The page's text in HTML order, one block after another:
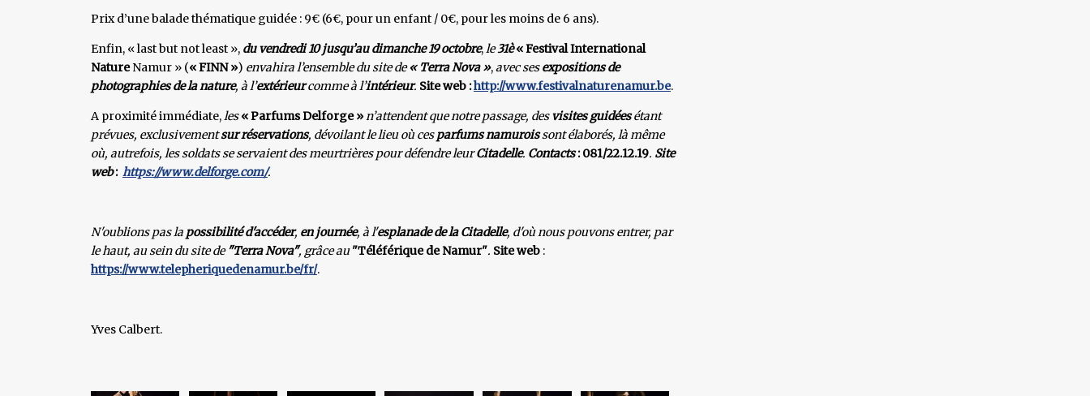
Prix d’une balade thématique guidée : 9€ (6€, pour un enfant / 0€, pour les moins de 6 ans).
Enfin, « last but not least », du vendredi 10 jusqu’au dimanche 19 octobre,le31è« Festival International
NatureNamur » (« FINN ») envahira l’ensemble du site de « Terra Nova »,avec sesexpositions de
photographies de la nature, à l’extérieurcomme à l’intérieur. Site web :http://www.festivalnaturenamur.be.
A proximité immédiate,les « Parfums Delforge »n’attendent que notre passage, desvisites guidéesétant
prévues, exclusivementsur réservations, dévoilant le lieu où cesparfums namuroissont élaborés, là même
où, autrefois, les soldats se servaient des meurtrières pour défendre leurCitadelle. Contacts : 081/22.12.19. Site
web: https://www.delforge.com/.
N'oublions pas la possibilité d'accéder, en journée, à l'esplanade de la Citadelle, d'où nous pouvons entrer, par
le haut, au sein du site de "Terra Nova", grâce au"Téléférique de Namur". Site web :
https://www.telepheriquedenamur.be/fr/.
Yves Calbert.